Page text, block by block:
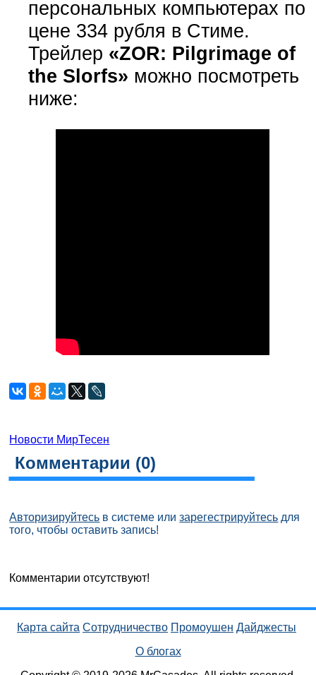
персональных компьютерах по
цене 334 рубля в Стиме.
Трейлер «ZOR: Pilgrimage of
the Slorfs» можно посмотреть
ниже:
Новости МирТесен
Комментарии (0)
Авторизируйтесь в системе илизарегестрируйтесь для
того, чтобы оставить запись!
Комментарии отсутствуют!
Карта сайта Сотрудничество Промоушен Дайджесты
О блогах